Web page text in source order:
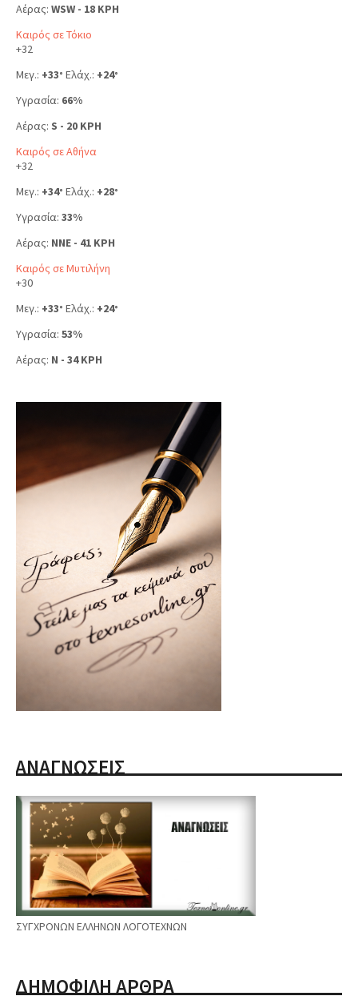
Αέρας: WSW - 18 KPH
Καιρός σε Τόκιο
+32
Μεγ.: +33° Ελάχ.: +24°
Υγρασία: 66%
Αέρας: S - 20 KPH
Καιρός σε Αθήνα
+32
Μεγ.: +34° Ελάχ.: +28°
Υγρασία: 33%
Αέρας: NNE - 41 KPH
Καιρός σε Μυτιλήνη
+30
Μεγ.: +33° Ελάχ.: +24°
Υγρασία: 53%
Αέρας: N - 34 KPH
ΑΝΑΓΝΩΣΕΙΣ
ΣΥΓΧΡΟΝΩΝ ΕΛΛΗΝΩΝ ΛΟΓΟΤΕΧΝΩΝ
ΔΗΜΟΦΙΛΗ ΑΡΘΡΑ